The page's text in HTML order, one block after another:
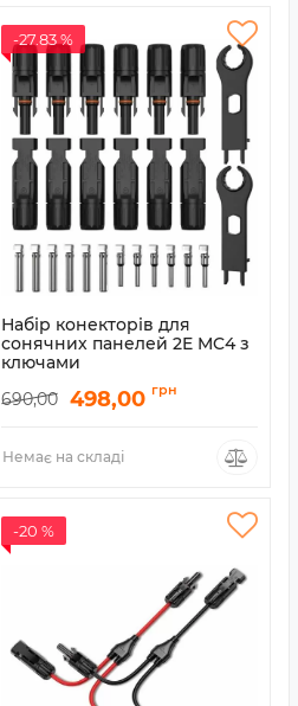
-27.83 %
Набір конекторів для
сонячних панелей 2E MC4 з
ключами
2E-ASP-MC4-SPAN
690,00 498,00 грн
Немає на складі
-20 %